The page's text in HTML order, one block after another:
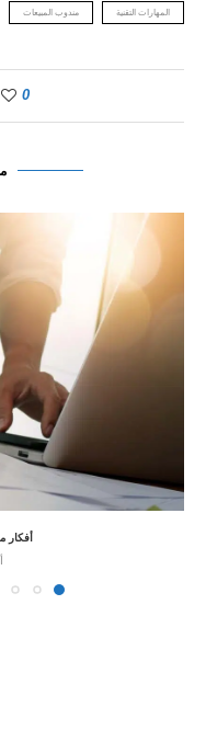
المهارات التقنية مندوب المبيعات
0
أفكار